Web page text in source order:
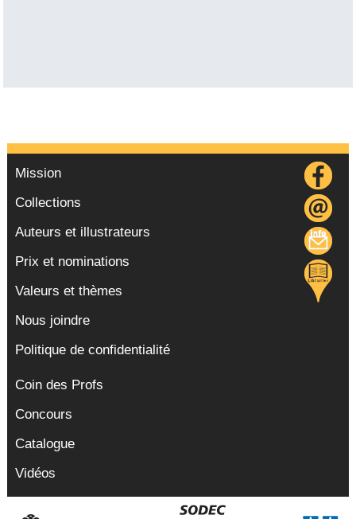
Mission
Collections
Auteurs et illustrateurs
Prix et nominations
Valeurs et thèmes
Nous joindre
Politique de confidentialité
Coin des Profs
Concours
Catalogue
Vidéos